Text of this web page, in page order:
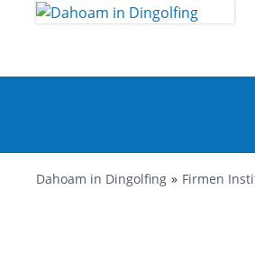
Dahoam in Dingolfing Firmen